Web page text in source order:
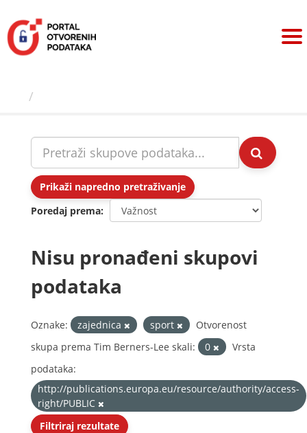
sadržaj
Prikaži napredno pretraživanje
Poredaj prema
Nisu pronađeni skupovi
podataka
Oznake: zajednica sport
Otvorenost
skupa prema Tim Berners-Lee skali:
0
Vrsta
podataka:
http://publications.europa.eu/resource/authority/access-
right/PUBLIC
Filtriraj rezultate